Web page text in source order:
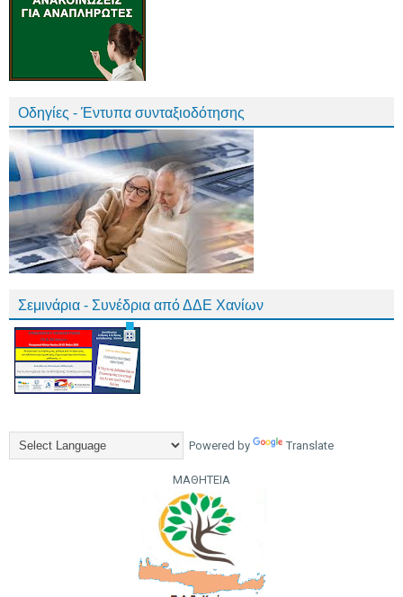
Οδηγίες - Έντυπα συνταξιοδότησης
Σεμινάρια - Συνέδρια από ΔΔΕ Χανίων
Powered by Translate
ΜΑΘΗΤΕΙΑ